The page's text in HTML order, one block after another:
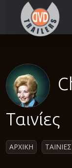
Ταινίες
ΑΡΧΙΚΗ ΤΑΙΝΙΕΣ